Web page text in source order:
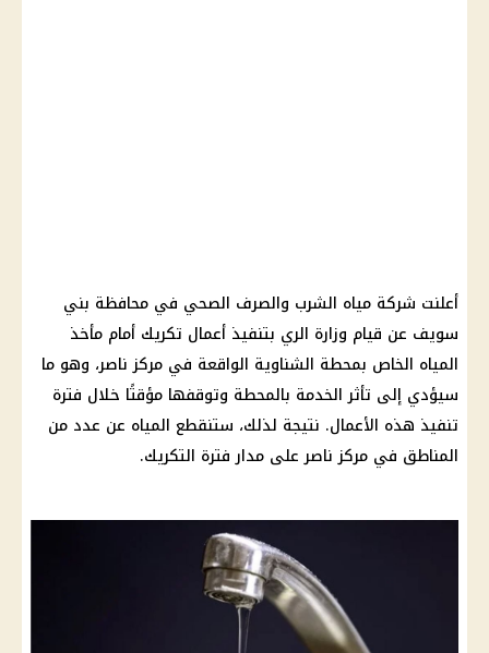
أعلنت شركة مياه الشرب والصرف الصحي في محافظة بني
سويف عن قيام وزارة الري بتنفيذ أعمال تكريك أمام مأخذ
المياه الخاص بمحطة الشناوية الواقعة في مركز ناصر، وهو ما
سيؤدي إلى تأثر الخدمة بالمحطة وتوقفها مؤقتًا خلال فترة
تنفيذ هذه الأعمال. نتيجة لذلك، ستنقطع المياه عن عدد من
المناطق في مركز ناصر على مدار فترة التكريك.